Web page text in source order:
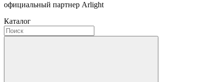
официальный партнер Arlight
Каталог